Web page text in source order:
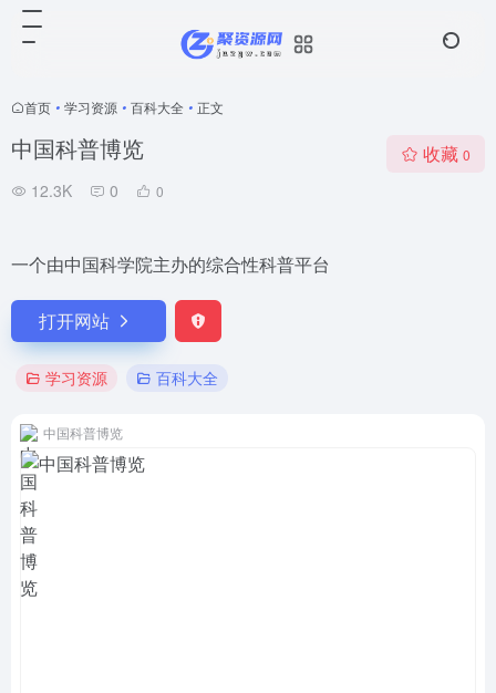
首页 • 学习资源 • 百科大全 • 正文
中国科普博览
12.3K 0 0
收藏 0
一个由中国科学院主办的综合性科普平台
打开网站
学习资源 百科大全
中国科普博览